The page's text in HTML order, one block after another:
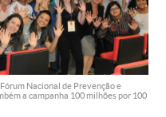
Nacional de Prevenção e
a campanha 100 milhões por 100